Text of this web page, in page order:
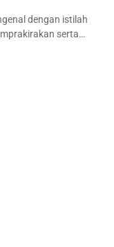
dengan istilah
serta…